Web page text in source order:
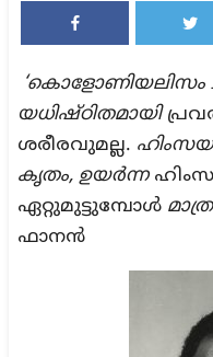
‘കൊളോണിയലിസം
യധിഷ്ഠിതമായി
ശരീരവുമല്ല.
കൃതം, ഉയര്‍ന്ന
ഏറ്റുമുട്ടുമ്പോള്‍
ഫാനന്‍